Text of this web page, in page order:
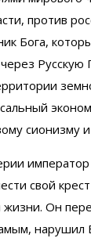
против
Бога,
сионизму
свой
Он
нарушил